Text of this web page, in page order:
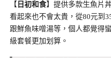
【 日初和食】提供多款生魚片
看起來也不會太貴，從80元到
跟鮮魚味噌湯等，個人都覺得
級套餐更加划算。